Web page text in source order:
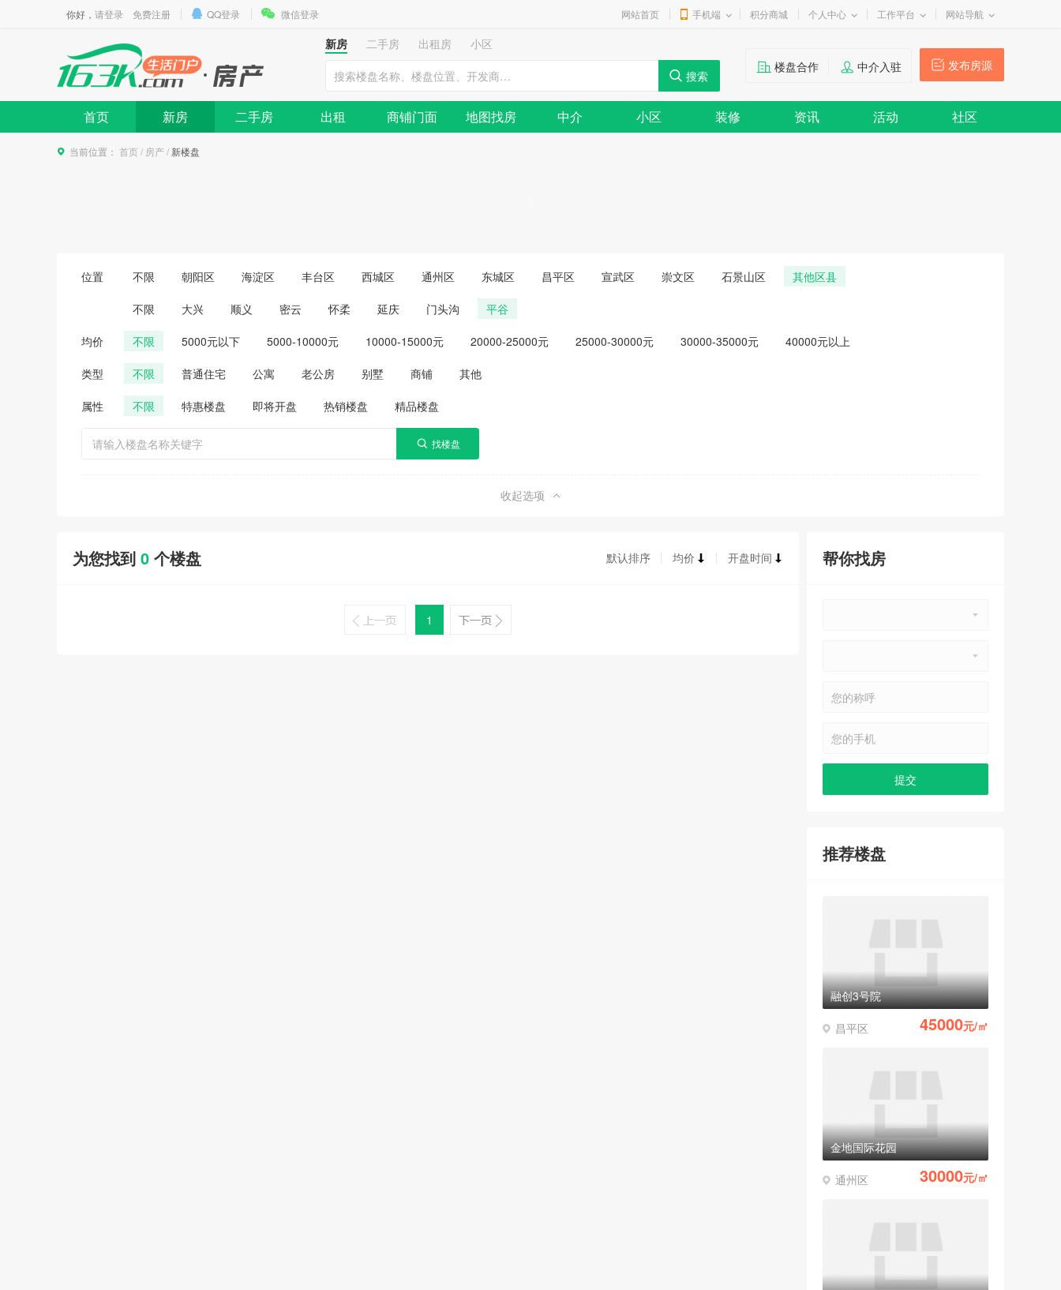
你好， 请登录 免费注册 QQ登录 微信登录 网站首页 手机端 积分商城 个人中心 工作平台 网站导航
新房 二手房 出租房
小区
发布房源
楼盘合作 中介入驻
首页 新房 二手房 出租 商铺门面 地图找房 中介 小区 装修 资讯 活动 社区
当前位置： 首页 / 房产/ 新楼盘
位置 不限 朝阳区 海淀区 丰台区 西城区 通州区 东城区 昌平区 宣武区 崇文区 石景山区 其他区县
不限 大兴 顺义 密云 怀柔 延庆 门头沟 平谷
均价 不限 5000元以下 5000-10000元 10000-15000元 20000-25000元 25000-30000元 30000-35000元 40000元以上
类型 不限 普通住宅 公寓 老公房 别墅 商铺 其他
属性 不限 特惠楼盘 即将开盘 热销楼盘 精品楼盘
收起选项
默认排序 均价 开盘时间
为您找到 0 个楼盘
1
帮你找房
推荐楼盘
融创3号院
昌平区 45000元/㎡
金地国际花园
通州区 30000元/㎡